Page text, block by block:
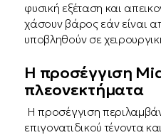
φυσική εξέταση και
χάσουν βάρος εάν είναι
υποβληθούν σε
Η προσέγγιση
πλεονεκτήματα
Η προσέγγιση
επιγονατιδικού τένοντα